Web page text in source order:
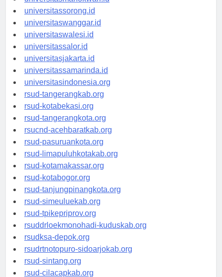
universitasmanokwari.id
universitassorong.id
universitaswanggar.id
universitaswalesi.id
universitassalor.id
universitasjakarta.id
universitassamarinda.id
universitasindonesia.org
rsud-tangerangkab.org
rsud-kotabekasi.org
rsud-tangerangkota.org
rsucnd-acehbaratkab.org
rsud-pasuruankota.org
rsud-limapuluhkotakab.org
rsud-kotamakassar.org
rsud-kotabogor.org
rsud-tanjungpinangkota.org
rsud-simeuluekab.org
rsud-tpikepriprov.org
rsuddrloekmonohadi-kuduskab.org
rsudksa-depok.org
rsudrtnotopuro-sidoarjokab.org
rsud-sintang.org